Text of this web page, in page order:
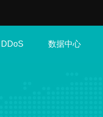
DDoS 数据中心